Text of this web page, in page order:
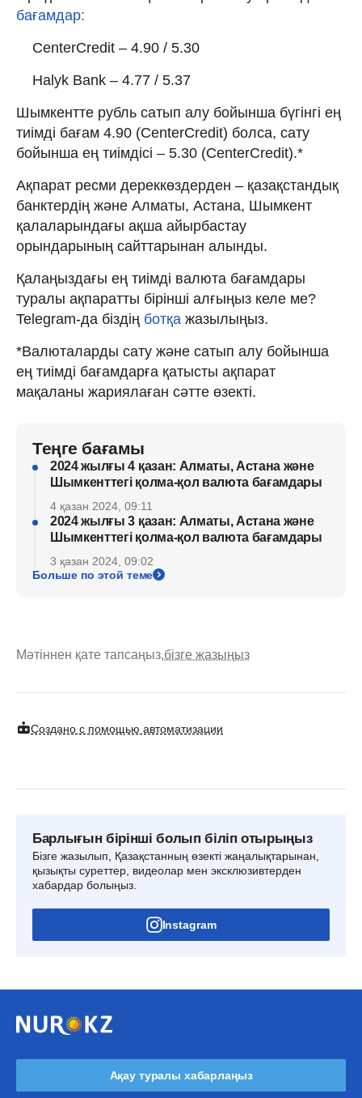
бағамдар:
CenterCredit – 4.90 / 5.30
Halyk Bank – 4.77 / 5.37
Шымкентте рубль сатып алу бойынша бүгінгі ең
тиімді бағам 4.90 (CenterCredit) болса, сату
бойынша ең тиімдісі – 5.30 (CenterCredit).*
Ақпарат ресми дереккөздерден – қазақстандық
банктердің және Алматы, Астана, Шымкент
қалаларындағы ақша айырбастау
орындарының сайттарынан алынды.
Қалаңыздағы ең тиімді валюта бағамдары
туралы ақпаратты бірінші алғыңыз келе ме?
Telegram-да біздің ботқа жазылыңыз.
*Валюталарды сату және сатып алу бойынша
ең тиімді бағамдарға қатысты ақпарат
мақаланы жариялаған сәтте өзекті.
Теңге бағамы
2024 жылғы 4 қазан: Алматы, Астана және
Шымкенттегі қолма-қол валюта бағамдары
4 қазан 2024, 09:11
2024 жылғы 3 қазан: Алматы, Астана және
Шымкенттегі қолма-қол валюта бағамдары
3 қазан 2024, 09:02
Больше по этой теме
Мәтіннен қате тапсаңыз,бізге жазыңыз
Создано с помощью автоматизации
Барлығын бірінші болып біліп отырыңыз
Бізге жазылып, Қазақстанның өзекті жаңалықтарынан,
қызықты суреттер, видеолар мен эксклюзивтерден
хабардар болыңыз.
Instagram
Ақау туралы хабарлаңыз